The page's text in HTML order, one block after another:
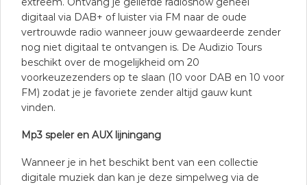
digitaal via DAB+ of luister via FM naar de oude
vertrouwde radio wanneer jouw gewaardeerde zender
nog niet digitaal te ontvangen is. De Audizio Tours
beschikt over de mogelijkheid om 20
voorkeuzezenders op te slaan (10 voor DAB en 10 voor
FM) zodat je je favoriete zender altijd gauw kunt
vinden.
Mp3 speler en AUX lijningang
Wanneer je in het beschikt bent van een collectie
digitale muziek dan kan je deze simpelweg via de